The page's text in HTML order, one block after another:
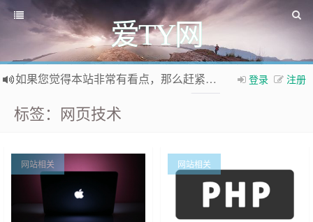
爱TY网
登录 注册
如果您觉得本站非常有看点，那么赶紧使用Ctrl+D 收藏爱TY网吧
标签：网页技术
网站相关 网站相关